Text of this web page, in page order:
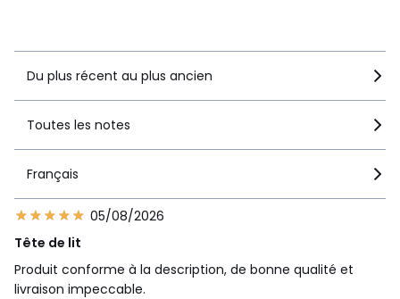
Du plus récent au plus ancien
Toutes les notes
Français
05/08/2026
Tête de lit
Produit conforme à la description, de bonne qualité et
livraison impeccable.